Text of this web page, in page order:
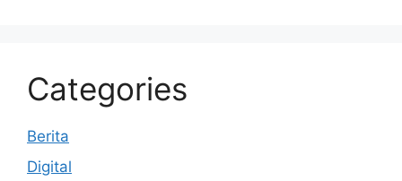
Categories
Berita
Digital